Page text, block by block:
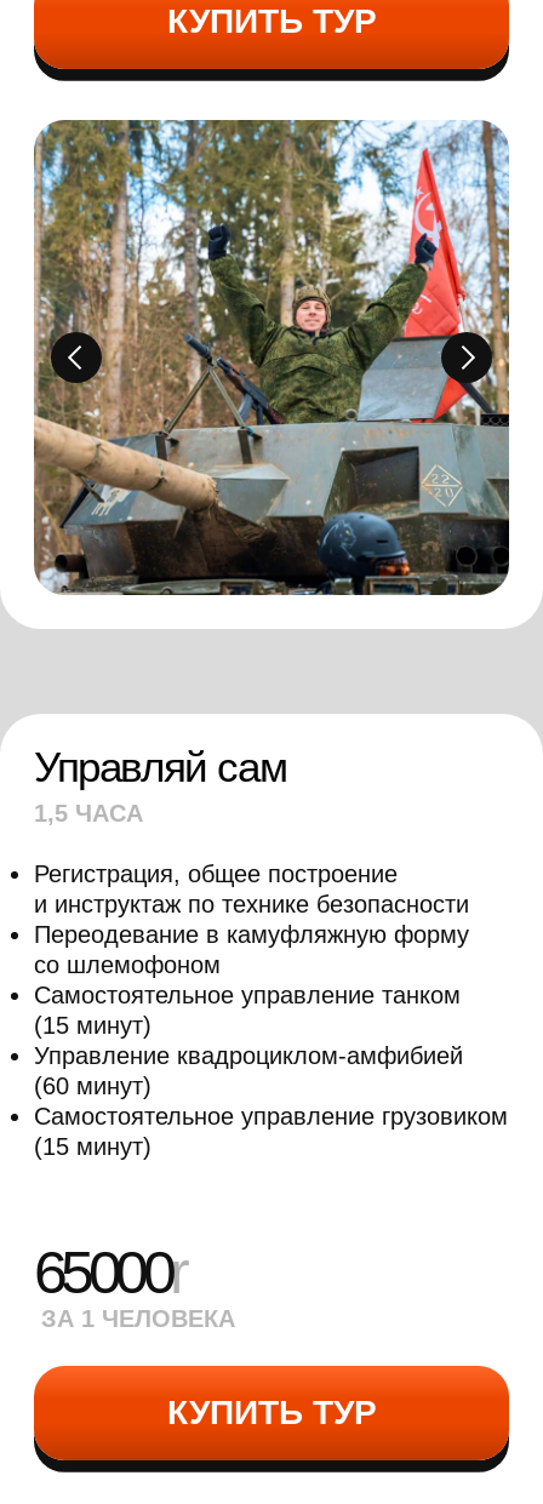
Катание на аэролодке ( до 30 минут)
Самостоятельное управление танком
(25 минут)
Торжественное награждение
98000r
ЗА 1 ЧЕЛОВЕКА
КУПИТЬ ТУР
Железная Ликвидация5 ЧАСОВ
Регистрация, общее построение
и инструктаж по технике безопасности
Переодевание в камуфляжную форму
со шлемофоном
Стрельба из АК в тире(20 выстрелов)
Катание на танке Армата Т-14
по бездорожью
Военно-полевой обед
Катание на армейском грузовике
ЗИЛ-131
с историческим оружием
Мастер-класс по сборке-разборке АК
Стрельба из ПМ(8 выстрелов)
гранаты
(1 шт)
Катание на аэролодке
Самостоятельное управление танком(25
Торжественное награждение участников
именными дипломами